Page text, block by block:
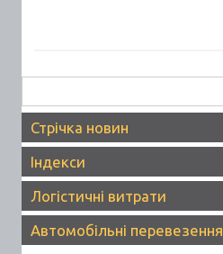
Стрічка новин
Індекси
Логістичні витрати
Автомобільні перевезення